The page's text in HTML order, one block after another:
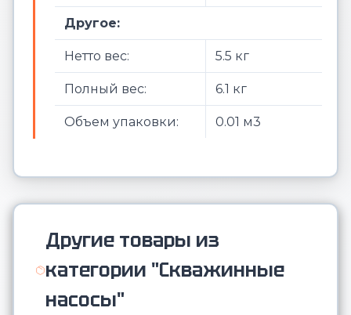
Другое:
Нетто вес: 5.5 кг
Полный вес: 6.1 кг
Объем упаковки: 0.01 м3
Другие товары из
категории "Скважинные
насосы"